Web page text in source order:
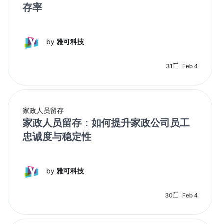
存率
by 雅可科技
31 Feb 4
家政人员留存
家政人员留存：如何提升家政公司员工
忠诚度与稳定性
by 雅可科技
30 Feb 4